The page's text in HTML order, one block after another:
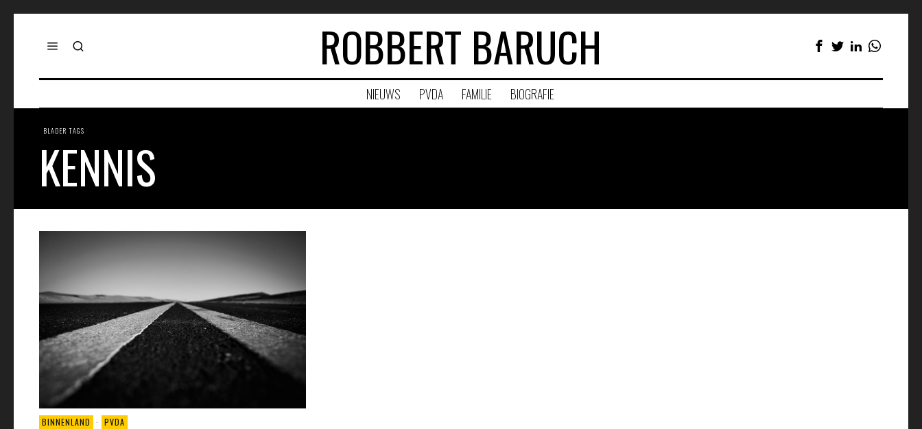
ROBBERT BARUCH
NIEUWS PVDA FAMILIE BIOGRAFIE
BLADER TAGS
KENNIS
BINNENLAND · PVDA